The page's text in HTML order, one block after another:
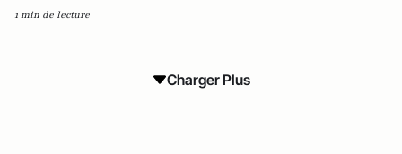
1 min de lecture
Charger Plus